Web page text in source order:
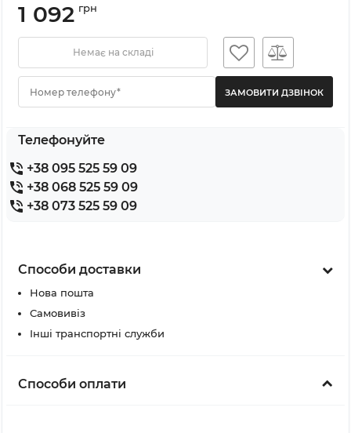
1 092 грн
Немає на складі
Номер телефону*
Телефонуйте
+38 095 525 59 09
+38 068 525 59 09
+38 073 525 59 09
Способи доставки
Нова пошта
Самовивіз
Інші транспортні служби
Способи оплати